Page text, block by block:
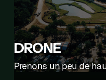
DRONE
Prenons un peu de